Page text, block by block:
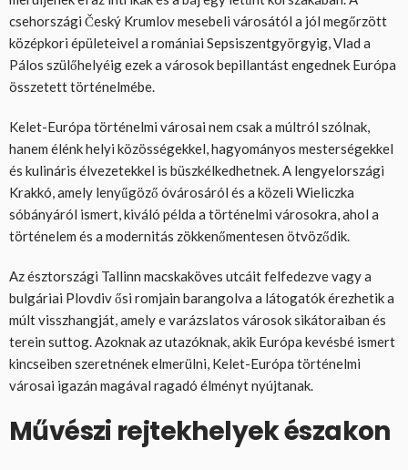
csehországi Český Krumlov mesebeli városától a jól megőrzött
középkori épületeivel a romániai Sepsiszentgyörgyig, Vlad a
Pálos szülőhelyéig ezek a városok bepillantást engednek Európa
összetett történelmébe.
Kelet-Európa történelmi városai nem csak a múltról szólnak,
hanem élénk helyi közösségekkel, hagyományos mesterségekkel
és kulináris élvezetekkel is büszkélkedhetnek. A lengyelországi
Krakkó, amely lenyűgöző óvárosáról és a közeli Wieliczka
sóbányáról ismert, kiváló példa a történelmi városokra, ahol a
történelem és a modernitás zökkenőmentesen ötvöződik.
Az észtországi Tallinn macskaköves utcáit felfedezve vagy a
bulgáriai Plovdiv ősi romjain barangolva a látogatók érezhetik a
múlt visszhangját, amely e varázslatos városok sikátoraiban és
terein suttog. Azoknak az utazóknak, akik Európa kevésbé ismert
kincseiben szeretnének elmerülni, Kelet-Európa történelmi
városai igazán magával ragadó élményt nyújtanak.
Művészi rejtekhelyek északon